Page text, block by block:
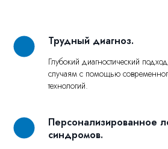
Трудный диагноз.
Глубокий диагностический
случаям с помощью
технологий.
Персонализированное
синдромов.